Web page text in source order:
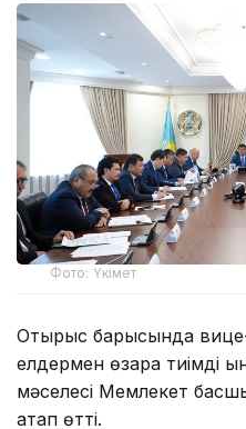
Фото: Үкімет
Отырыс барысында вице-
елдермен өзара тиімді
мәселесі Мемлекет
атап өтті.